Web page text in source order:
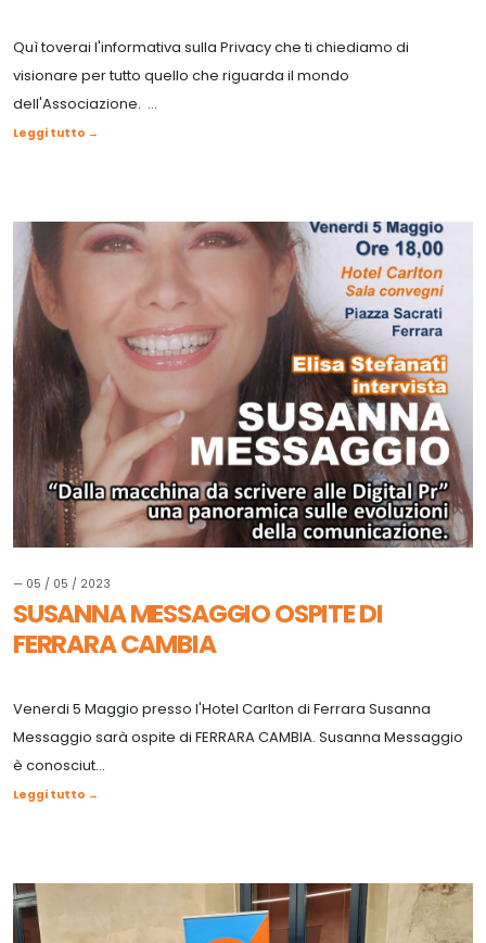
Quì toverai l'informativa sulla Privacy che ti chiediamo di
visionare per tutto quello che riguarda il mondo
dell'Associazione. ...
Leggi tutto →
— 05 / 05 / 2023
SUSANNA MESSAGGIO OSPITE DI
FERRARA CAMBIA
Venerdi 5 Maggio presso l'Hotel Carlton di Ferrara Susanna
Messaggio sarà ospite di FERRARA CAMBIA. Susanna Messaggio
è conosciut...
Leggi tutto →